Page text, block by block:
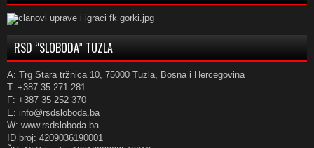
RSD “SLOBODA” TUZLA
A: Trg Stara tržnica 10, 75000 Tuzla, Bosna i Hercegovina
T: +387 35 271 281
F: +387 35 252 370
E: info@rsdsloboda.ba
W: www.rsdsloboda.ba
ID broj: 4209036190001